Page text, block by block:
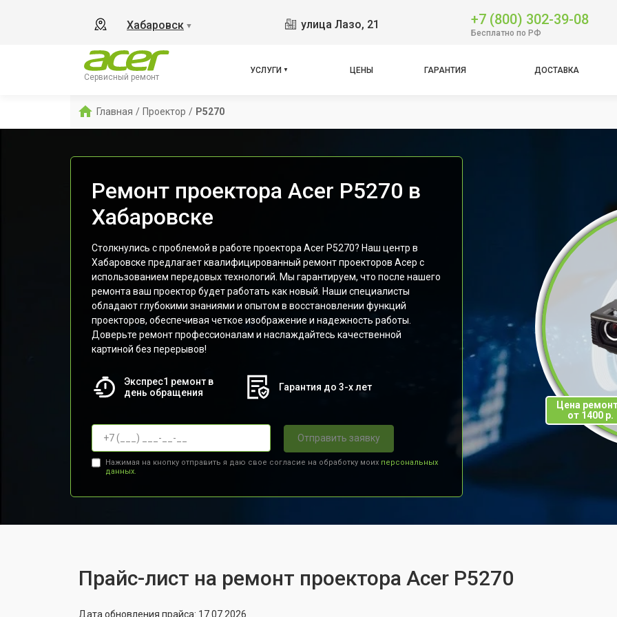
Хабаровск ▼ улица Лазо, 21 +7 (800) 302-39-08
Бесплатно по РФ
Сервисный ремонт
УСЛУГИ ЦЕНЫ ГАРАНТИЯ ДОСТАВКА
Главная / Проектор / P5270
Ремонт проектора Acer P5270 в
Хабаровске
Столкнулись с проблемой в работе проектора Acer P5270? Наш центр в
Хабаровске предлагает квалифицированный ремонт проекторов Асер с
использованием передовых технологий. Мы гарантируем, что после нашего
ремонта ваш проектор будет работать как новый. Наши специалисты
обладают глубокими знаниями и опытом в восстановлении функций
проекторов, обеспечивая четкое изображение и надежность работы.
Доверьте ремонт профессионалам и наслаждайтесь качественной
картиной без перерывов!
Экспрес1 ремонт в
день обращения
Гарантия до 3-х лет
Отправить заявку
Нажимая на кнопку отправить я даю свое согласие на обработку моих персональных
данных.
Цена
от 1400 р.
Прайс-лист на ремонт проектора Acer P5270
Дата обновления прайса: 17.07.2026